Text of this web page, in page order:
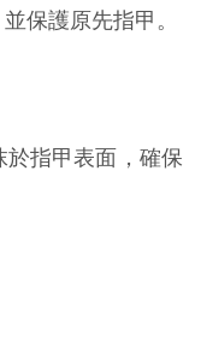
保護原先指甲。
指甲表面，確保